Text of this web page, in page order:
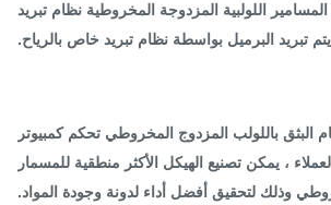
اللولبية المزدوجة المخروطية نظام تبريد
البرميل بواسطة نظام تبريد خاص بالرياح.
باللولب المزدوج المخروطي تحكم كمبيوتر
يمكن تصنيع الهيكل الأكثر منطقية للمسمار
لتحقيق أفضل أداء لدونة وجودة المواد.